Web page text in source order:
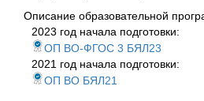
Описание образовательной
2023 год начала подготовки:
ОП ВО-ФГОС 3 БЯЛ23
2021 год начала подготовки:
ОП ВО БЯЛ21